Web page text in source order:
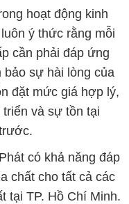
hoạt động kinh
ý thức rằng mỗi
cần phải đáp ứng
sự hài lòng của
đặt mức giá hợp lý,
và sự tồn tại
có khả năng đáp
chất cho tất cả các
tại TP. Hồ Chí Minh.